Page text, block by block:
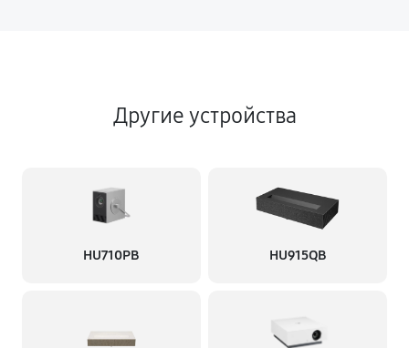
Другие устройства
HU710PB HU915QB